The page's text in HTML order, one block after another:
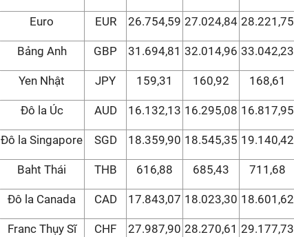
Euro EUR 26.754,59 27.024,84 28.221,75
Bảng Anh GBP 31.694,81 32.014,96 33.042,23
Yen Nhật JPY 159,31 160,92 168,61
Đô la Úc AUD 16.132,13 16.295,08 16.817,95
Đô la Singapore SGD 18.359,90 18.545,35 19.140,42
Baht Thái THB 616,88 685,43 711,68
Đô la Canada CAD 17.843,07 18.023,30 18.601,62
Franc Thụy Sĩ CHF 27.987,90 28.270,61 29.177,73